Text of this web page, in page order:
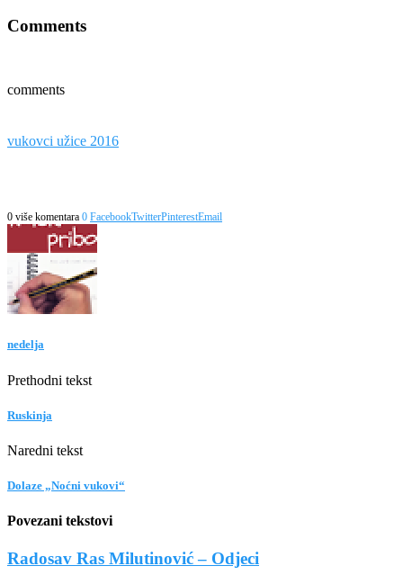
Comments
comments
vukovci užice 2016
0 više komentara 0 FacebookTwitterPinterestEmail
nedelja
Prethodni tekst
Ruskinja
Naredni tekst
Dolaze „Noćni vukovi“
Povezani tekstovi
Radosav Ras Milutinović – Odjeci